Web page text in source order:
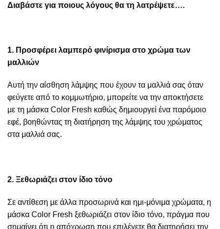
Διαβάστε για ποιους λόγους θα τη λατρέψετε….
1. Προσφέρει λαμπερό φινίρισμα στο χρώμα των
μαλλιών
Αυτή την αίσθηση λάμψης που έχουν τα μαλλιά σας όταν
φεύγετε από το κομμωτήριο, μπορείτε να την αποκτήσετε
με τη μάσκα Color Fresh καθώς δημιουργεί ένα παρόμοιο
εφέ, βοηθώντας τη διατήρηση της λάμψης του χρώματος
στα μαλλιά σας.
2. Ξεθωριάζει στον ίδιο τόνο
Σε αντίθεση με άλλα προσωρινά και ημι-μόνιμα χρώματα, η
μάσκα Color Fresh ξεθωριάζει στον ίδιο τόνο, πράγμα που
σημαίνει ότι η απόχρωση που επιλέγετε θα διατηρήσει την